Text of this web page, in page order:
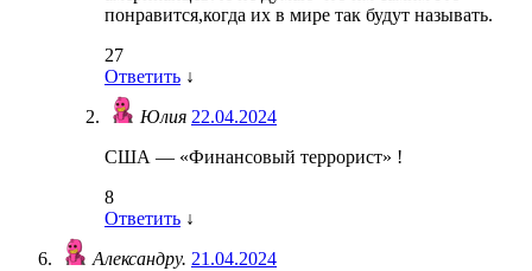
понравится,когда их в мире так будут называть.
27
Ответить ↓
Юлия 22.04.2024
США — «Финансовый террорист» !
8
Ответить ↓
Александру. 21.04.2024